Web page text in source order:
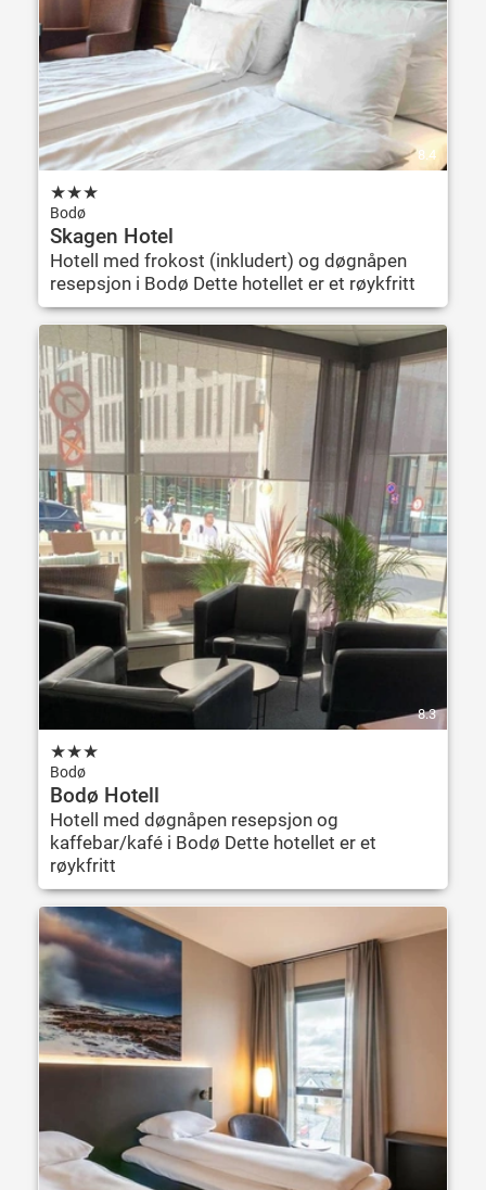
8.4
★★★
Bodø
Skagen Hotel
Hotell med frokost (inkludert) og døgnåpen
resepsjon i Bodø Dette hotellet er et røykfritt
8.3
★★★
Bodø
Bodø Hotell
Hotell med døgnåpen resepsjon og
kaffebar/kafé i Bodø Dette hotellet er et
røykfritt